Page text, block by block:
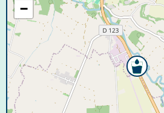
−